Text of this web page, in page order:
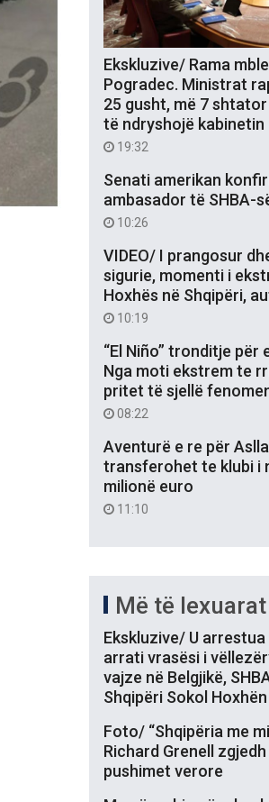
Ekskluzive/ Rama
Pogradec. Ministrat
25 gusht, më 7
të ndryshojë kabinetin
19:32
Senati amerikan
ambasador të SHBA-
10:26
VIDEO/ I prangosur
sigurie, momenti i
Hoxhës në Shqipëri,
10:19
“El Niño” tronditje
Nga moti ekstrem te
pritet të sjellë
08:22
Aventurë e re për
transferohet te klubi i
milionë euro
11:10
Më të lexuarat
Ekskluzive/ U
arrati vrasësi i
vajze në Belgjikë,
Shqipëri Sokol Hoxhën
Foto/ “Shqipëria me
Richard Grenell
pushimet verore